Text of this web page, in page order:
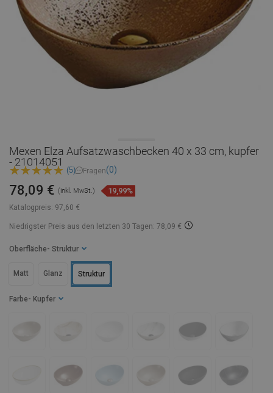
Mexen Elza Aufsatzwaschbecken 40 x 33 cm, kupfer
- 21014051
(5) Fragen(0)
Katalogpreis: 97,60 €
78,09 € (inkl. MwSt.) 19,99%
Niedrigster Preis aus den letzten 30 Tagen: 78,09 €
Farbe - Kupfer
Oberfläche - Struktur
Matt Glanz Struktur